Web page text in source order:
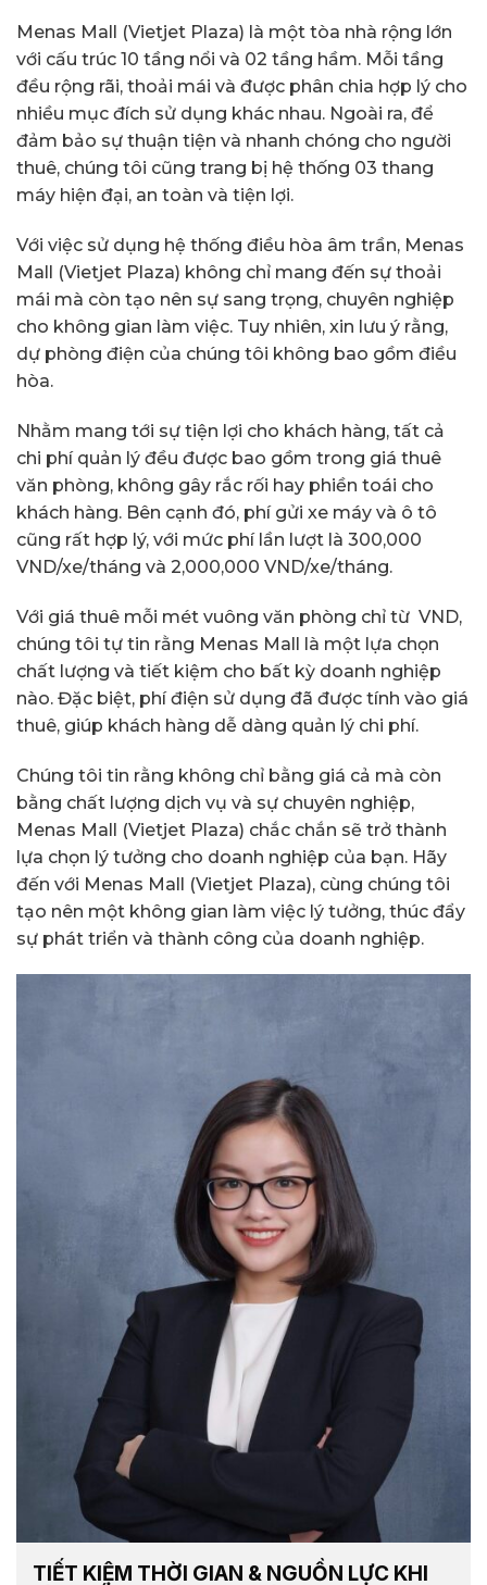
Menas Mall (Vietjet Plaza) là một tòa nhà rộng lớn
với cấu trúc 10 tầng nổi và 02 tầng hầm. Mỗi tầng
đều rộng rãi, thoải mái và được phân chia hợp lý cho
nhiều mục đích sử dụng khác nhau. Ngoài ra, để
đảm bảo sự thuận tiện và nhanh chóng cho người
thuê, chúng tôi cũng trang bị hệ thống 03 thang
máy hiện đại, an toàn và tiện lợi.
Với việc sử dụng hệ thống điều hòa âm trần, Menas
Mall (Vietjet Plaza) không chỉ mang đến sự thoải
mái mà còn tạo nên sự sang trọng, chuyên nghiệp
cho không gian làm việc. Tuy nhiên, xin lưu ý rằng,
dự phòng điện của chúng tôi không bao gồm điều
hòa.
Nhằm mang tới sự tiện lợi cho khách hàng, tất cả
chi phí quản lý đều được bao gồm trong giá thuê
văn phòng, không gây rắc rối hay phiền toái cho
khách hàng. Bên cạnh đó, phí gửi xe máy và ô tô
cũng rất hợp lý, với mức phí lần lượt là 300,000
VND/xe/tháng và 2,000,000 VND/xe/tháng.
Với giá thuê mỗi mét vuông văn phòng chỉ từ VND,
chúng tôi tự tin rằng Menas Mall là một lựa chọn
chất lượng và tiết kiệm cho bất kỳ doanh nghiệp
nào. Đặc biệt, phí điện sử dụng đã được tính vào giá
thuê, giúp khách hàng dễ dàng quản lý chi phí.
Chúng tôi tin rằng không chỉ bằng giá cả mà còn
bằng chất lượng dịch vụ và sự chuyên nghiệp,
Menas Mall (Vietjet Plaza) chắc chắn sẽ trở thành
lựa chọn lý tưởng cho doanh nghiệp của bạn. Hãy
đến với Menas Mall (Vietjet Plaza), cùng chúng tôi
tạo nên một không gian làm việc lý tưởng, thúc đẩy
sự phát triển và thành công của doanh nghiệp.
TIẾT KIỆM THỜI GIAN & NGUỒN LỰC KHI